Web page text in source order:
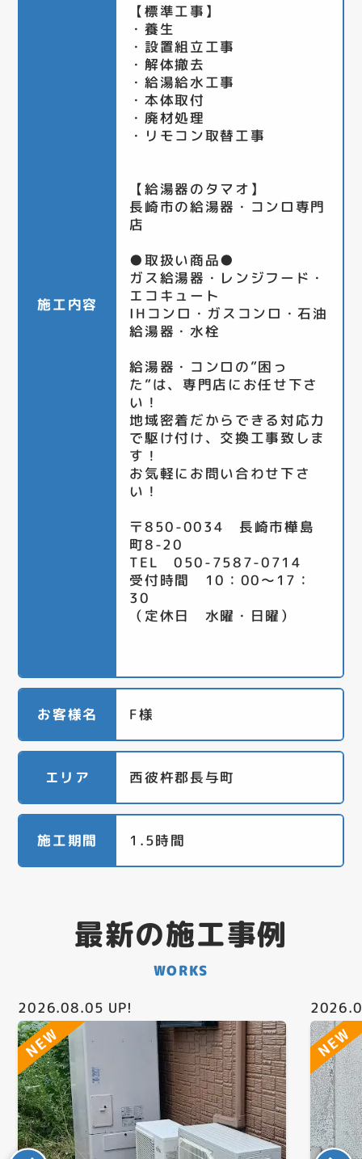
施工内容
【標準工事】
・養生
・設置組立工事
・解体撤去
・給湯給水工事
・本体取付
・廃材処理
・リモコン取替工事
【給湯器のタマオ】
長崎市の給湯器・コンロ専門
店
●取扱い商品●
ガス給湯器・レンジフード・
エコキュート
IHコンロ・ガスコンロ・石油
給湯器・水栓
給湯器・コンロの”困っ
た”は、専門店にお任せ下さ
い！
地域密着だからできる対応力
で駆け付け、交換工事致しま
す！
お気軽にお問い合わせ下さ
い！
〒850-0034 長崎市樺島
町8-20
TEL 050-7587-0714
受付時間 10：00～17：
30
（定休日 水曜・日曜）
お客様名 F様
エリア 西彼杵郡長与町
施工期間 1.5時間
最新の施工事例
WORKS
2026.08.05 UP!